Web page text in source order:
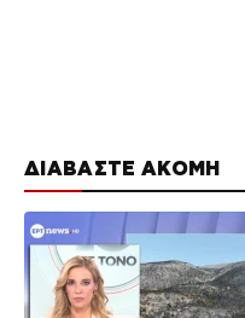
ΔΙΑΒΑΣΤΕ ΑΚΟΜΗ